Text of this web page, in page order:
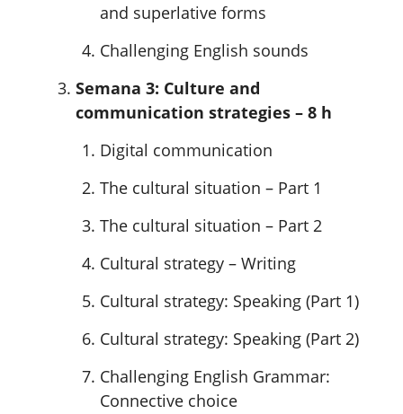
and superlative forms
Challenging English sounds
Semana 3: Culture and
communication strategies – 8 h
Digital communication
The cultural situation – Part 1
The cultural situation – Part 2
Cultural strategy – Writing
Cultural strategy: Speaking (Part 1)
Cultural strategy: Speaking (Part 2)
Challenging English Grammar:
Connective choice